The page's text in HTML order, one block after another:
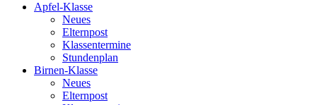
Apfel-Klasse
Neues
Elternpost
Klassentermine
Stundenplan
Birnen-Klasse
Neues
Elternpost